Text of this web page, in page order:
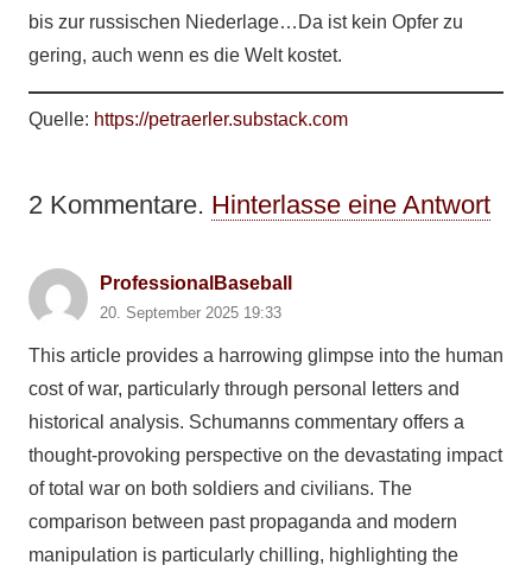
bis zur russischen Niederlage…Da ist kein Opfer zu
gering, auch wenn es die Welt kostet.
Quelle: https://petraerler.substack.com
2 Kommentare. Hinterlasse eine Antwort
ProfessionalBaseball
20. September 2025 19:33
This article provides a harrowing glimpse into the human
cost of war, particularly through personal letters and
historical analysis. Schumanns commentary offers a
thought-provoking perspective on the devastating impact
of total war on both soldiers and civilians. The
comparison between past propaganda and modern
manipulation is particularly chilling, highlighting the